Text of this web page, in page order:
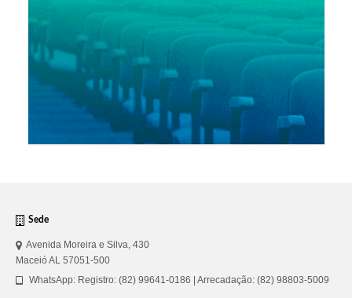
Sede
Avenida Moreira e Silva, 430
Maceió AL 57051-500
WhatsApp: Registro: (82) 99641-0186 | Arrecadação: (82) 98803-5009